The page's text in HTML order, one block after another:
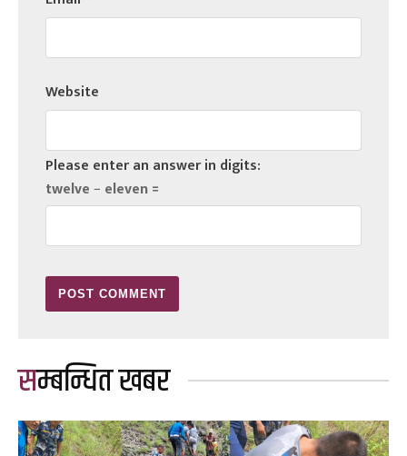
Website
Please enter an answer in digits:
twelve − eleven =
सम्बन्धित खबर